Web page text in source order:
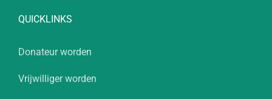
QUICKLINKS
Donateur worden
Vrijwilliger worden